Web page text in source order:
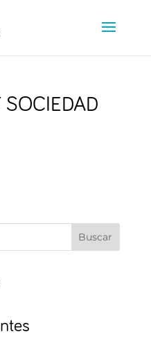
SOCIEDAD
Buscar